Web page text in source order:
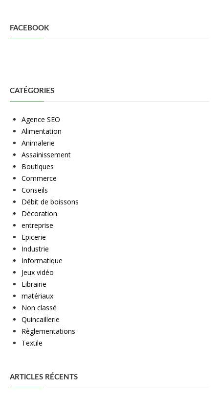
FACEBOOK
CATÉGORIES
Agence SEO
Alimentation
Animalerie
Assainissement
Boutiques
Commerce
Conseils
Débit de boissons
Décoration
entreprise
Epicerie
Industrie
Informatique
Jeux vidéo
Librairie
matériaux
Non classé
Quincaillerie
Règlementations
Textile
ARTICLES RÉCENTS